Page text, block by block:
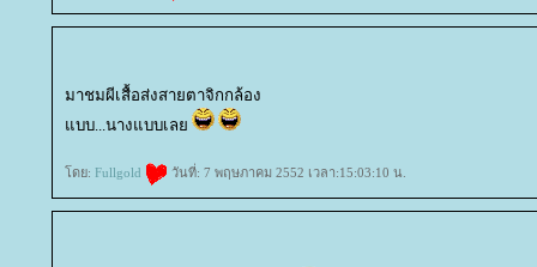
มาชมผีเสื้อส่งสายตาจิกกล้อง
บบ...นางแบบเล
ดย: Fullgold วันที่: 7 พฤษภาคม 2552 เวลา:15:03:10 น.